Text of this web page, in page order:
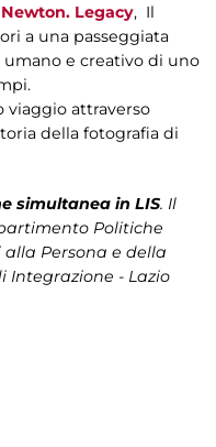
Legacy, Il
a una passeggiata
e creativo di uno
viaggio attraverso
della fotografia di
simultanea in LIS. Il
Politiche
alla Persona e della
Integrazione - Lazio